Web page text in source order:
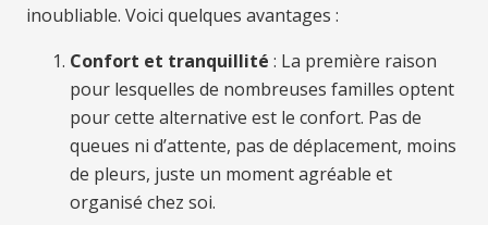
inoubliable. Voici quelques avantages :
Confort et tranquillité : La première raison
pour lesquelles de nombreuses familles optent
pour cette alternative est le confort. Pas de
queues ni d’attente, pas de déplacement, moins
de pleurs, juste un moment agréable et
organisé chez soi.